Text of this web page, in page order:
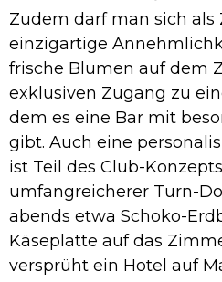
Zudem darf man sich als
einzigartige
frische Blumen auf dem
exklusiven Zugang zu
dem es eine Bar mit
gibt. Auch eine
ist Teil des Club-
umfangreicherer Turn-
abends etwa Schoko-
Käseplatte auf das
versprüht ein Hotel auf